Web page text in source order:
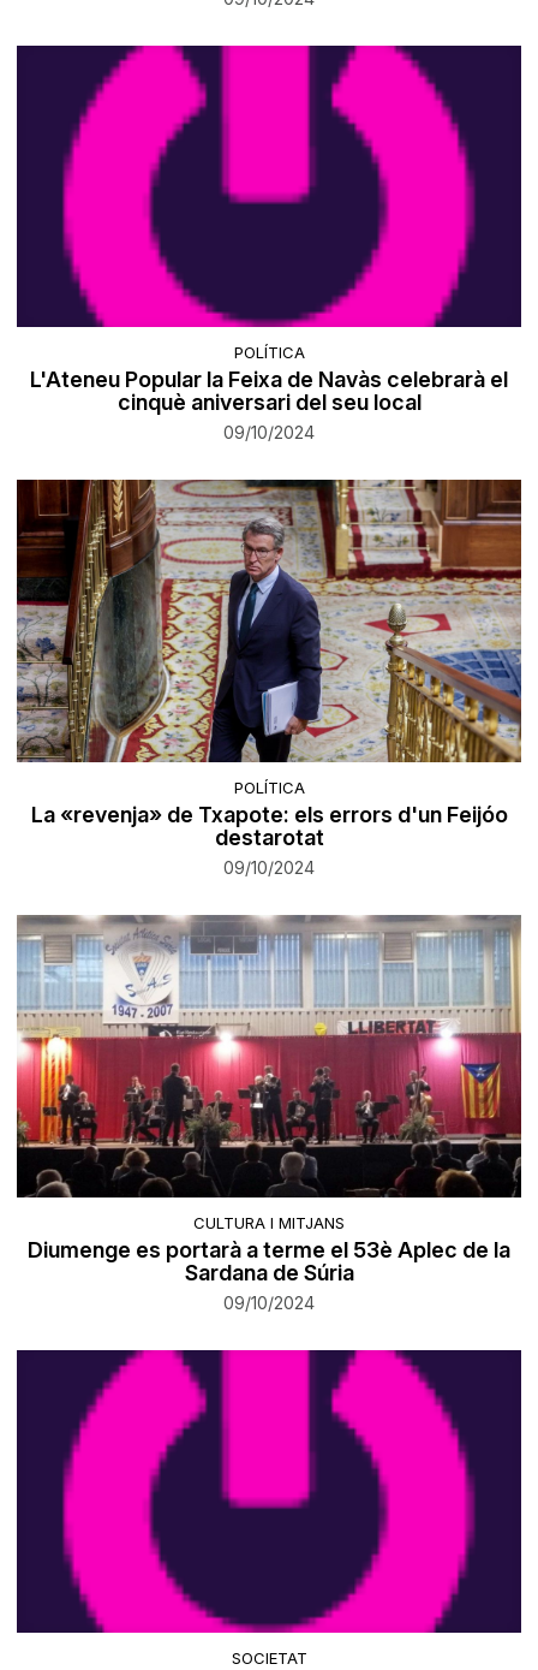
POLÍTICA
L'Ateneu Popular la Feixa de Navàs celebrarà el
cinquè aniversari del seu local
09/10/2024
POLÍTICA
La «revenja» de Txapote: els errors d'un Feijóo
destarotat
09/10/2024
CULTURA I MITJANS
Diumenge es portarà a terme el 53è Aplec de la
Sardana de Súria
09/10/2024
SOCIETAT